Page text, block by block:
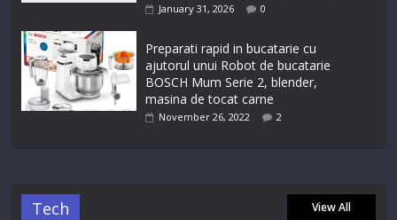
January 31, 2026 0
Preparati rapid in bucatarie cu
ajutorul unui Robot de bucatarie
BOSCH Mum Serie 2, blender,
masina de tocat carne
November 26, 2022 2
Tech View All